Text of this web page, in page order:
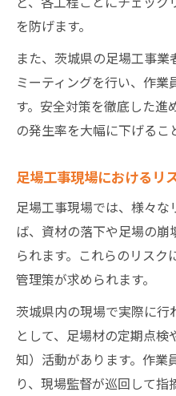
を防げます。
また、茨城県の足場工事
ミーティングを行い、作業
す。安全対策を徹底した進
の発生率を大幅に下げるこ
足場工事現場におけるリ
足場工事現場では、様々な
ば、資材の落下や足場の
られます。これらのリスク
管理策が求められます。
茨城県内の現場で実際に行
として、足場材の定期点検
知）活動があります。作業
り、現場監督が巡回して